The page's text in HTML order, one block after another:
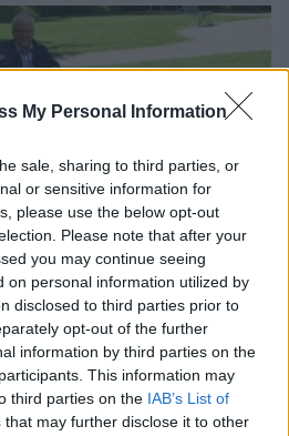
My Personal Information
sale, sharing to third parties, or
or sensitive information for
please use the below opt-out
Please note that after your
you may continue seeing
on personal information utilized by
disclosed to third parties prior to
opt-out of the further
information by third parties on the
This information may
third parties on the IAB’s List of
that may further disclose it to other
on